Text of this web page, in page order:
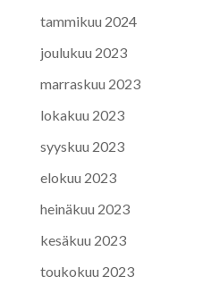
tammikuu 2024
joulukuu 2023
marraskuu 2023
lokakuu 2023
syyskuu 2023
elokuu 2023
heinäkuu 2023
kesäkuu 2023
toukokuu 2023